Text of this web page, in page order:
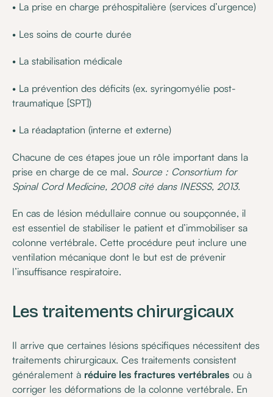
• La prise en charge préhospitalière (services d’urgence)
• Les soins de courte durée
• La stabilisation médicale
• La prévention des déficits (ex. syringomyélie post-
traumatique [SPT])
• La réadaptation (interne et externe)
Chacune de ces étapes joue un rôle important dans la
prise en charge de ce mal. Source : Consortium for
Spinal Cord Medicine, 2008 cité dans INESSS, 2013.
En cas de lésion médullaire connue ou soupçonnée, il
est essentiel de stabiliser le patient et d’immobiliser sa
colonne vertébrale. Cette procédure peut inclure une
ventilation mécanique dont le but est de prévenir
l’insuffisance respiratoire.
Les traitements chirurgicaux
Il arrive que certaines lésions spécifiques nécessitent des
traitements chirurgicaux. Ces traitements consistent
généralement à réduire les fractures vertébrales ou à
corriger les déformations de la colonne vertébrale. En